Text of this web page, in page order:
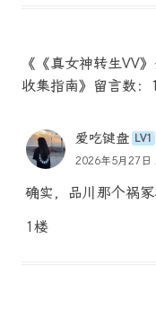
《《真女神转生VV
收集指南》留言数：1
爱吃键盘 LV1
2026年5月27日
确实，品川那个祸
1楼